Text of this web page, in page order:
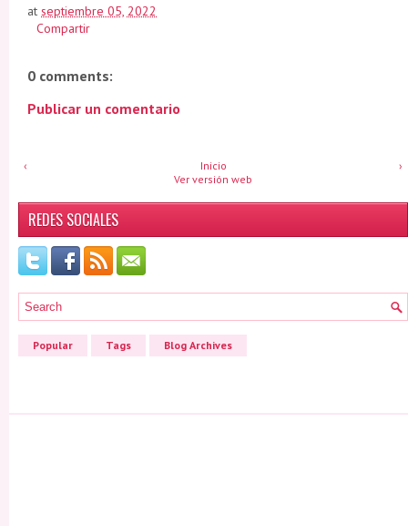
at septiembre 05, 2022
Compartir
0 comments:
Publicar un comentario
‹ ›
Inicio
Ver versión web
REDES SOCIALES
Popular Tags Blog Archives